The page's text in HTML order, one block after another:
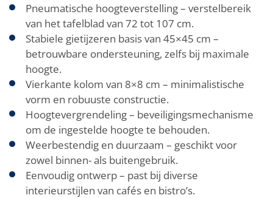
Pneumatische hoogteverstelling – verstelbereik
van het tafelblad van 72 tot 107 cm.
Stabiele gietijzeren basis van 45×45 cm –
betrouwbare ondersteuning, zelfs bij maximale
hoogte.
Vierkante kolom van 8×8 cm – minimalistische
vorm en robuuste constructie.
Hoogtevergrendeling – beveiligingsmechanisme
om de ingestelde hoogte te behouden.
Weerbestendig en duurzaam – geschikt voor
zowel binnen- als buitengebruik.
Eenvoudig ontwerp – past bij diverse
interieurstijlen van cafés en bistro’s.